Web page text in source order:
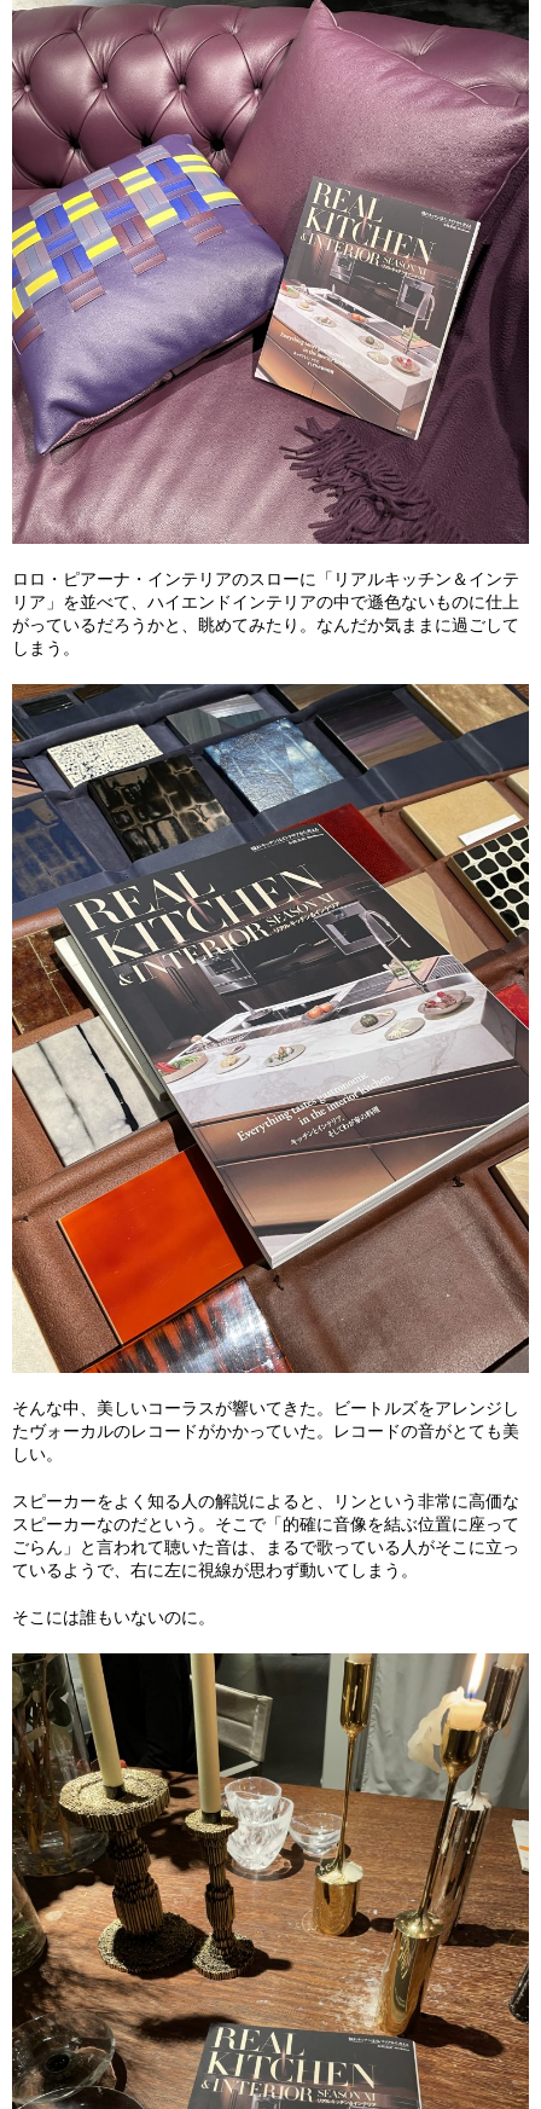
ロロ・ピアーナ・インテリアのスローに「リアルキッチン＆インテ
リア」を並べて、ハイエンドインテリアの中で遜色ないものに仕上
がっているだろうかと、眺めてみたり。なんだか気ままに過ごして
しまう。
そんな中、美しいコーラスが響いてきた。ビートルズをアレンジし
たヴォーカルのレコードがかかっていた。レコードの音がとても美
しい。
スピーカーをよく知る人の解説によると、リンという非常に高価な
スピーカーなのだという。そこで「的確に音像を結ぶ位置に座って
ごらん」と言われて聴いた音は、まるで歌っている人がそこに立っ
ているようで、右に左に視線が思わず動いてしまう。
そこには誰もいないのに。